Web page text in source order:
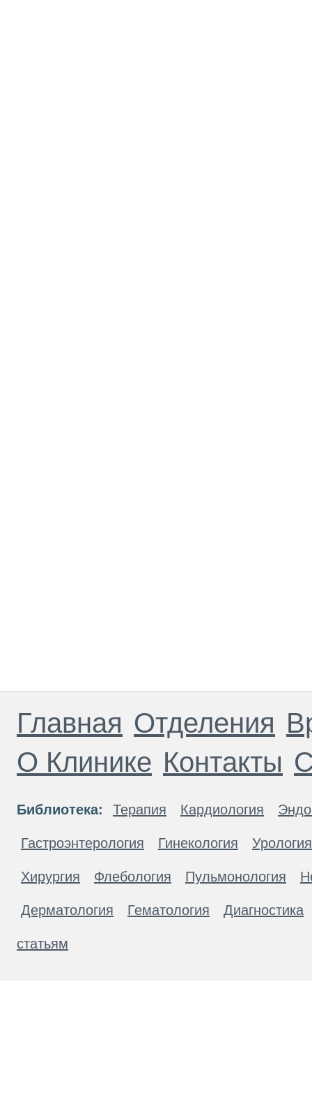
Главная Отделения
О Клинике Контакты
Библиотека: Терапия Кардиология
Гастроэнтерология Гинекология Урология
Хирургия Флебология Пульмонология
Дерматология Гематология Диагностика
статьям